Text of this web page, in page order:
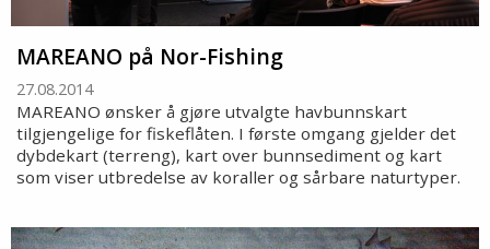
MAREANO på Nor-Fishing
27.08.2014
MAREANO ønsker å gjøre utvalgte havbunnskart
tilgjengelige for fiskeflåten. I første omgang gjelder det
dybdekart (terreng), kart over bunnsediment og kart
som viser utbredelse av koraller og sårbare naturtyper.